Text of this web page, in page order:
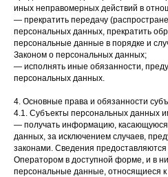
иных неправомерных действий в
— прекратить передачу
персональных данных, прекратить
персональные данные в порядке и
Законом о персональных данных;
— исполнять иные обязанности,
персональных данных.
4. Основные права и обязанности
4.1. Субъекты персональных данных
— получать информацию, касающуюся
данных, за исключением случаев,
законами. Сведения
Оператором в доступной форме, и в
персональные данные, относящиеся к